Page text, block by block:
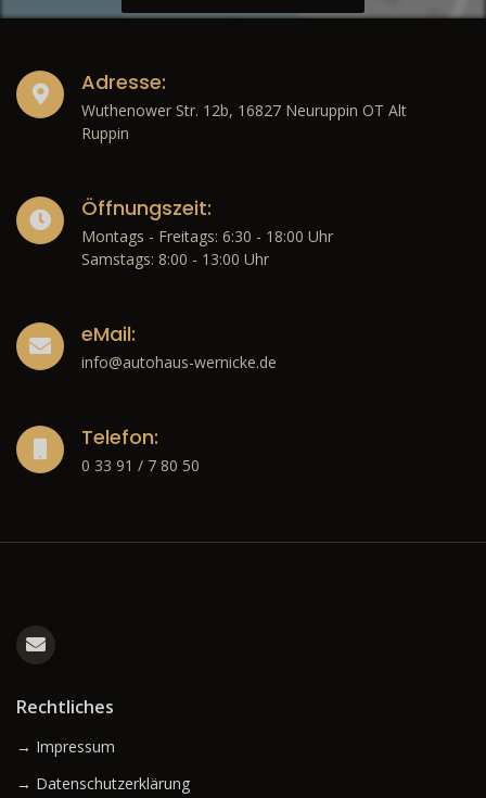
Adresse:
Wuthenower Str. 12b, 16827 Neuruppin OT Alt
Ruppin
Öffnungszeit:
Montags - Freitags: 6:30 - 18:00 Uhr
Samstags: 8:00 - 13:00 Uhr
eMail:
info@autohaus-wernicke.de
Telefon:
0 33 91 / 7 80 50
Rechtliches
→ Impressum
→ Datenschutzerklärung